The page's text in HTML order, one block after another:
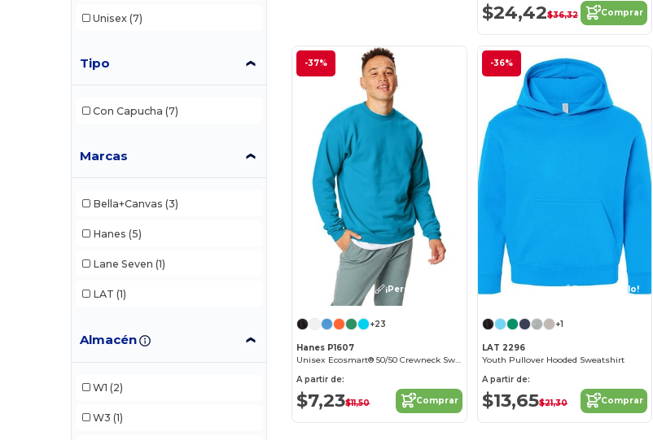
Unisex (7)
Tipo
Con Capucha (7)
Marcas
Bella+Canvas (3)
Hanes (5)
Lane Seven (1)
LAT (1)
Almacén
W1 (2)
W3 (1)
$24,42$36,32 Comprar
-37%
¡Personalízalo!
+23
Hanes P1607
Unisex Ecosmart® 50/50 Crewneck Sweatshirt
A partir de:
$7,23$11,50 Comprar
-36%
¡Personalízalo!
+1
LAT 2296
Youth Pullover Hooded Sweatshirt
A partir de:
$13,65$21,30 Comprar